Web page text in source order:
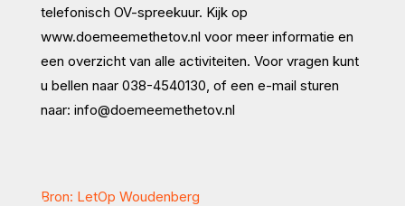
telefonisch OV-spreekuur. Kijk op
www.doemeemethetov.nl voor meer informatie en
een overzicht van alle activiteiten. Voor vragen kunt
u bellen naar 038-4540130, of een e-mail sturen
naar: info@doemeemethetov.nl
Bron: LetOp Woudenberg